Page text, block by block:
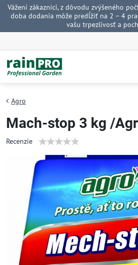
Vážení zákazníci, z dôvodu zvýšeného
doba dodania môže predĺžiť na 2 – 4
vašu trpezlivosť a
Agro
Mach-stop 3 kg /
Recenzie